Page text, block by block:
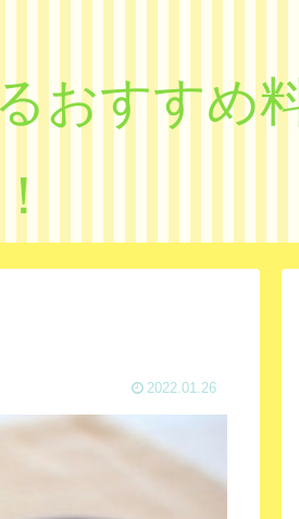
おすすめ
2022.01.26